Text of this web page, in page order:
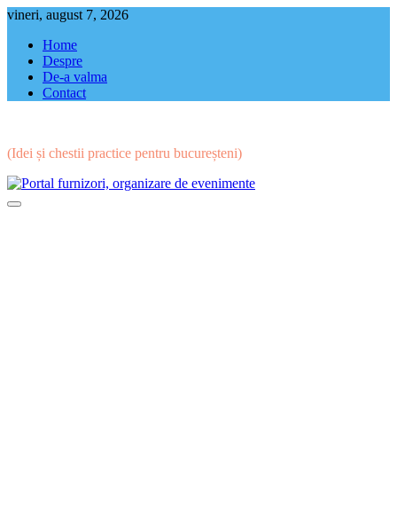
Skip
content
vineri, august 7, 2026
Home
Despre
De-a valma
Contact
(Idei și chestii practice pentru bucureșteni)